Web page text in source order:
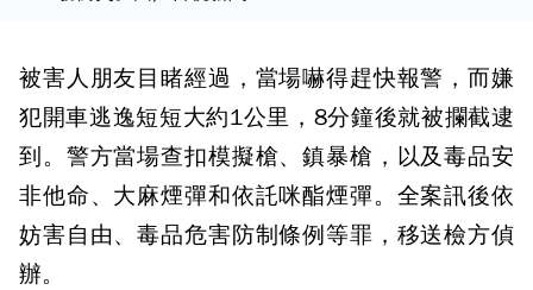
被害人朋友目睹經過，當場嚇得趕快報警，而嫌
犯開車逃逸短短大約1公里，8分鐘後就被攔截逮
到。警方當場查扣模擬槍、鎮暴槍，以及毒品安
非他命、大麻煙彈和依託咪酯煙彈。全案訊後依
妨害自由、毒品危害防制條例等罪，移送檢方偵
辦。